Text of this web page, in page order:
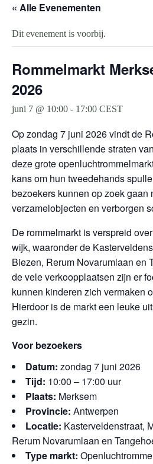
« Alle Evenementen
Dit evenement is voorbij.
Rommelmarkt
2026
juni 7 @ 10:00 - 17:00 CEST
Op zondag 7 juni 2026 vindt de
plaats in verschillende straten
deze grote
kans om hun tweedehands
bezoekers kunnen op zoek gaan
verzamelobjecten en verborgen
De rommelmarkt is verspreid
wijk, waaronder de
Biezen, Rerum Novarumlaan en
de vele verkoopplaatsen zijn er
kunnen kinderen zich vermaken
Hierdoor is de markt een leuke
gezin.
Voor bezoekers
Datum: zondag 7 juni 2026
Tijd: 10:00 – 17:00 uur
Plaats: Merksem
Provincie: Antwerpen
Locatie: Kasterveldenstraat,
Rerum Novarumlaan en
Type markt: